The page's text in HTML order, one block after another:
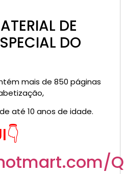
DE
DO
mais de 850 páginas
até 10 anos de idade.